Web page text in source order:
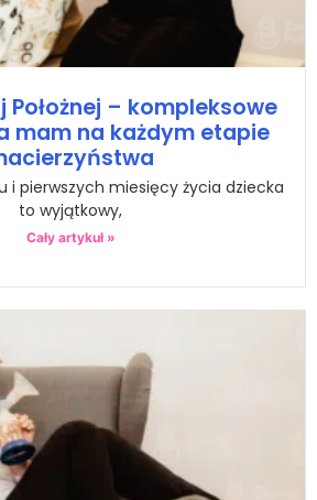
Położnej – kompleksowe
mam na każdym etapie
i pierwszych miesięcy życia dziecka
to wyjątkowy,
Cały artykuł »